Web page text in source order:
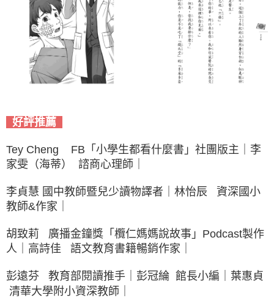
好評推薦
Tey Cheng FB「小學生都看什麼書」社團版主｜李
家雯（海蒂） 諮商心理師｜
李貞慧 國中教師暨兒少讀物譯者｜林怡辰 資深國小
教師&作家｜
胡致莉 廣播金鐘獎「欖仁媽媽說故事」Podcast製作
人｜高詩佳 語文教育書籍暢銷作家｜
彭遠芬 教育部閱讀推手｜彭冠綸 館長小編｜葉惠貞
清華大學附小資深教師｜